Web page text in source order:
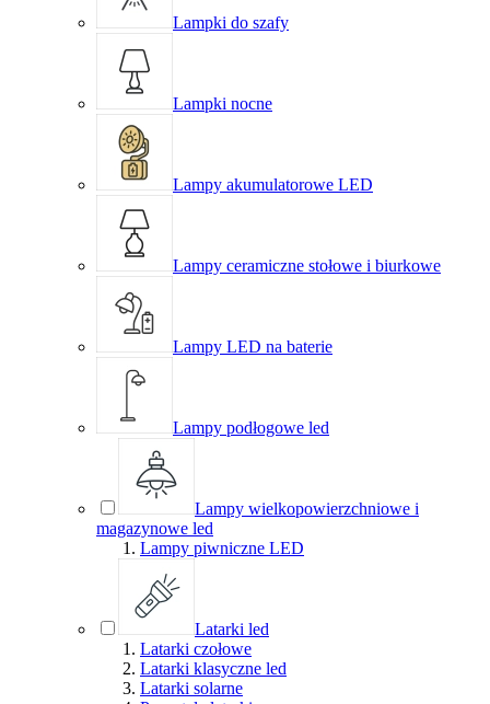
Lampki do szafy
Lampki nocne
Lampy akumulatorowe LED
Lampy ceramiczne stołowe i biurkowe
Lampy LED na baterie
Lampy podłogowe led
Lampy wielkopowierzchniowe i
magazynowe led
Lampy piwniczne LED
Latarki led
Latarki czołowe
Latarki klasyczne led
Latarki solarne